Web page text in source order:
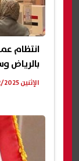
انتظام
بالرياض
الإثنين 08/12/2025 11:14 ص